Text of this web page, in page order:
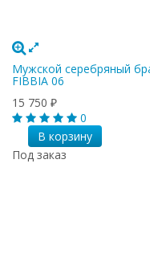
Мужской серебряный
FIBBIA 06
15 750 ₽
0
В корзину
Под заказ